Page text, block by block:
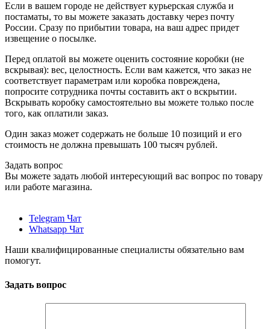
Если в вашем городе не действует курьерская служба и
постаматы, то вы можете заказать доставку через почту
России. Сразу по прибытии товара, на ваш адрес придет
извещение о посылке.
Перед оплатой вы можете оценить состояние коробки (не
вскрывая): вес, целостность. Если вам кажется, что заказ не
соответствует параметрам или коробка повреждена,
попросите сотрудника почты составить акт о вскрытии.
Вскрывать коробку самостоятельно вы можете только после
того, как оплатили заказ.
Один заказ может содержать не больше 10 позиций и его
стоимость не должна превышать 100 тысяч рублей.
Задать вопрос
Вы можете задать любой интересующий вас вопрос по товару
или работе магазина.
Telegram Чат
Whatsapp Чат
Наши квалифицированные специалисты обязательно вам
помогут.
Задать вопрос